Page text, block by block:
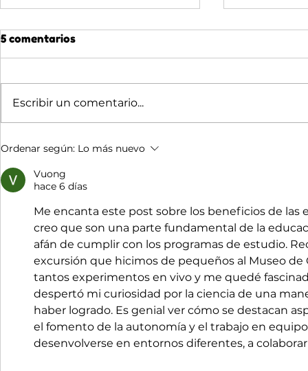
🌙 ADVENTRIX DE NOCHE:
GRUPOS QUE DUERMEN
AQUÍ
5 comentarios
Escribir un comentario...
Ordenar según: Lo más nuevo
Vuong
hace 6 días
Me encanta este post sobre los beneficios de las
creo que son una parte fundamental de la
afán de cumplir con los programas de estudio.
excursión que hicimos de pequeños al Museo de
tantos experimentos en vivo y me quedé
despertó mi curiosidad por la ciencia de una
haber logrado. Es genial ver cómo se destacan
el fomento de la autonomía y el trabajo en
desenvolverse en entornos diferentes, a